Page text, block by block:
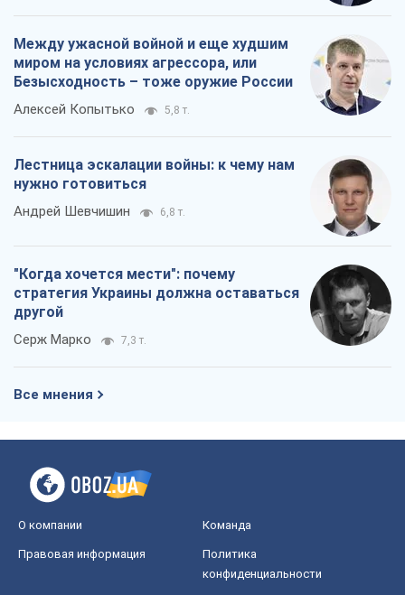
Между ужасной войной и еще худшим
миром на условиях агрессора, или
Безысходность – тоже оружие России
Алексей Копытько 5,8 т.
Лестница эскалации войны: к чему нам
нужно готовиться
Андрей Шевчишин 6,8 т.
"Когда хочется мести": почему
стратегия Украины должна оставаться
другой
Серж Марко 7,3 т.
Все мнения
О компании Команда
Правовая информация
Политика
конфиденциальности